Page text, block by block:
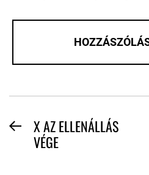
BEJEGYZÉS
NAVIGÁCIÓ
PreviousX AZ ELLENÁLLÁS
VÉGE